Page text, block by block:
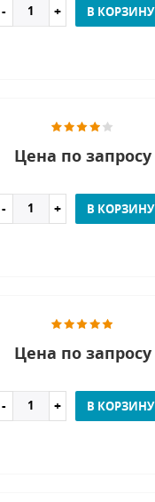
В КОРЗИНУ
Цена по запросу
В КОРЗИНУ
Цена по запросу
В КОРЗИНУ